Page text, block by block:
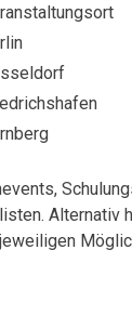
Alternativ